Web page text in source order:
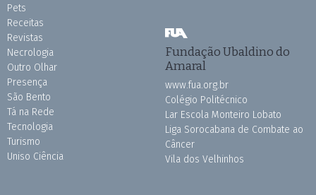
Pets
Receitas
Revistas
Necrologia
Outro Olhar
Presença
São Bento
Tá na Rede
Tecnologia
Turismo
Uniso Ciência
Fundação Ubaldino do
Amaral
www.fua.org.br
Colégio Politécnico
Lar Escola Monteiro Lobato
Liga Sorocabana de Combate ao
Câncer
Vila dos Velhinhos